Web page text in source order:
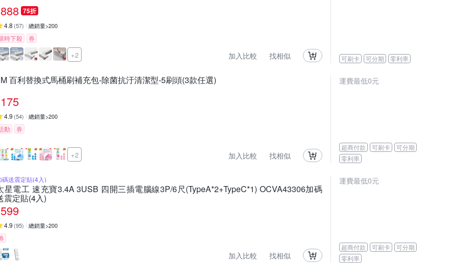
888 75折
4.8 (57) 總銷量>200
時下殺 券
+2 加入比較 找相似 可刷卡 可分期 零利率
百利替換式馬桶刷補充包-除菌抗汙清潔型-5刷頭(3款任選)
175
4.9 (54) 總銷量>200
動 券
+2 加入比較 找相似
運費最低0元
超商付款 可刷卡
可分期
零利率
碼送震定貼(4入)
星電工 速充寶3.4A 3USB 四開三插電腦線3P/6尺(TypeA*2+TypeC*1) OCVA43306加碼
震定貼(4入)
599
4.9 (95) 總銷量>200
加入比較 找相似
運費最低0元
超商付款 可刷卡
可分期
零利率